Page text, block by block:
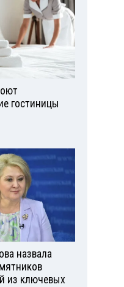
гостиницы
назвала
из ключевых